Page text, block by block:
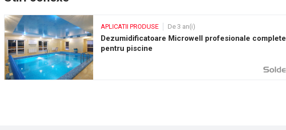
APLICATII PRODUSE De 3 an(i)
Dezumidificatoare Microwell profesionale complete
pentru piscine